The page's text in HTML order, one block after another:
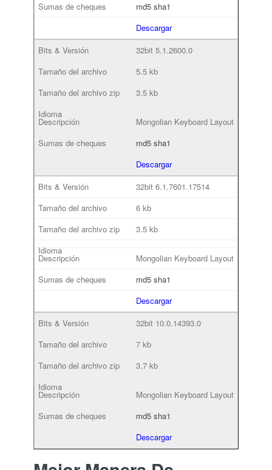
md5 sha1
Descargar
32bit 5.1.2600.0
5.5 kb
3.5 kb
Mongolian Keyboard Layout
md5 sha1
Descargar
32bit 6.1.7601.17514
6 kb
3.5 kb
Mongolian Keyboard Layout
md5 sha1
Descargar
32bit 10.0.14393.0
7 kb
3.7 kb
Mongolian Keyboard Layout
md5 sha1
Descargar